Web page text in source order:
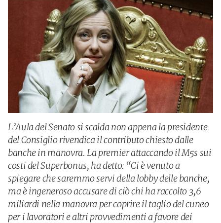
L’Aula del Senato si scalda non appena la presidente
del Consiglio rivendica il contributo chiesto dalle
banche in manovra. La premier attaccando il M5s sui
costi del Superbonus, ha detto: “Ci è venuto a
spiegare che saremmo servi della lobby delle banche,
ma è ingeneroso accusare di ciò chi ha raccolto 3,6
miliardi nella manovra per coprire il taglio del cuneo
per i lavoratori e altri provvedimenti a favore dei